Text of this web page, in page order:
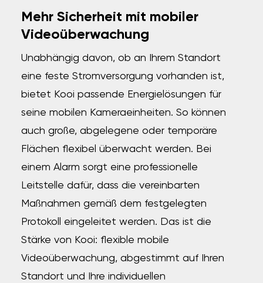
Mehr Sicherheit mit mobiler
Videoüberwachung
Unabhängig davon, ob an Ihrem Standort
eine feste Stromversorgung vorhanden ist,
bietet Kooi passende Energielösungen für
seine mobilen Kameraeinheiten. So können
auch große, abgelegene oder temporäre
Flächen flexibel überwacht werden. Bei
einem Alarm sorgt eine professionelle
Leitstelle dafür, dass die vereinbarten
Maßnahmen gemäß dem festgelegten
Protokoll eingeleitet werden. Das ist die
Stärke von Kooi: flexible mobile
Videoüberwachung, abgestimmt auf Ihren
Standort und Ihre individuellen